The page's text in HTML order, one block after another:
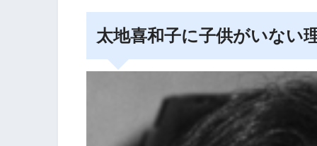
太地喜和子に子供がいない